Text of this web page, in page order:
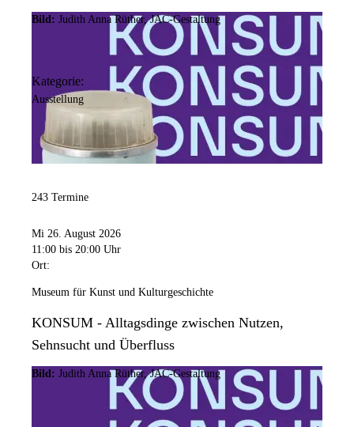
Bild: Judith Anna Rüther, JAC-Gestaltung
Kategorie:
Ausstellung
243 Termine
Mi 26. August 2026
11:00 bis 20:00 Uhr
Ort:
Museum für Kunst und Kulturgeschichte
KONSUM - Alltagsdinge zwischen Nutzen,
Sehnsucht und Überfluss
Bild: Judith Anna Rüther, JAC-Gestaltung